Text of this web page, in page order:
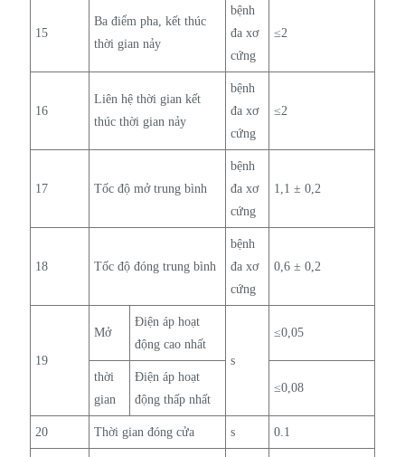
15
Ba điểm pha, kết thúc
thời gian nảy
bệnh
đa xơ
cứng
≤2
16
Liên hệ thời gian kết
thúc thời gian nảy
bệnh
đa xơ
cứng
≤2
17 Tốc độ mở trung bình
bệnh
đa xơ
cứng
1,1 ± 0,2
18 Tốc độ đóng trung bình
bệnh
đa xơ
cứng
0,6 ± 0,2
19
Mở
Điện áp hoạt
động cao nhất
s
≤0,05
thời
gian
Điện áp hoạt
động thấp nhất
≤0,08
20 Thời gian đóng cửa s 0.1